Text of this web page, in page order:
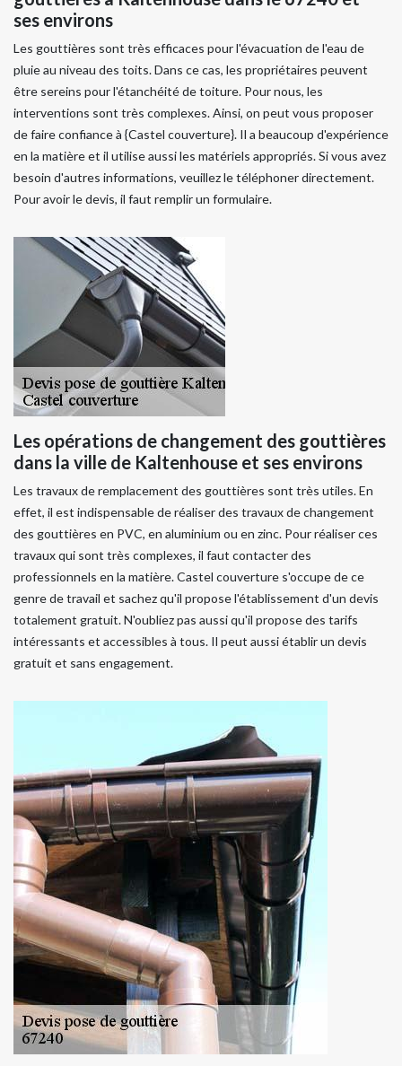
ses environs
Les gouttières sont très efficaces pour l'évacuation de l'eau de
pluie au niveau des toits. Dans ce cas, les propriétaires peuvent
être sereins pour l'étanchéité de toiture. Pour nous, les
interventions sont très complexes. Ainsi, on peut vous proposer
de faire confiance à {Castel couverture}. Il a beaucoup d'expérience
en la matière et il utilise aussi les matériels appropriés. Si vous avez
besoin d'autres informations, veuillez le téléphoner directement.
Pour avoir le devis, il faut remplir un formulaire.
Les opérations de changement des gouttières
dans la ville de Kaltenhouse et ses environs
Les travaux de remplacement des gouttières sont très utiles. En
effet, il est indispensable de réaliser des travaux de changement
des gouttières en PVC, en aluminium ou en zinc. Pour réaliser ces
travaux qui sont très complexes, il faut contacter des
professionnels en la matière. Castel couverture s'occupe de ce
genre de travail et sachez qu'il propose l'établissement d'un devis
totalement gratuit. N'oubliez pas aussi qu'il propose des tarifs
intéressants et accessibles à tous. Il peut aussi établir un devis
gratuit et sans engagement.